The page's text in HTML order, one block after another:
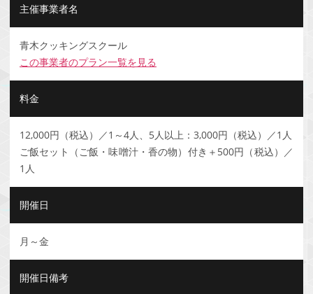
主催事業者名
青木クッキングスクール
この事業者のプラン一覧を見る
料金
12,000円（税込）／1～4人、5人以上：3,000円（税込）／1人
ご飯セット（ご飯・味噌汁・香の物）付き＋500円（税込）／
1人
開催日
月～金
開催日備考